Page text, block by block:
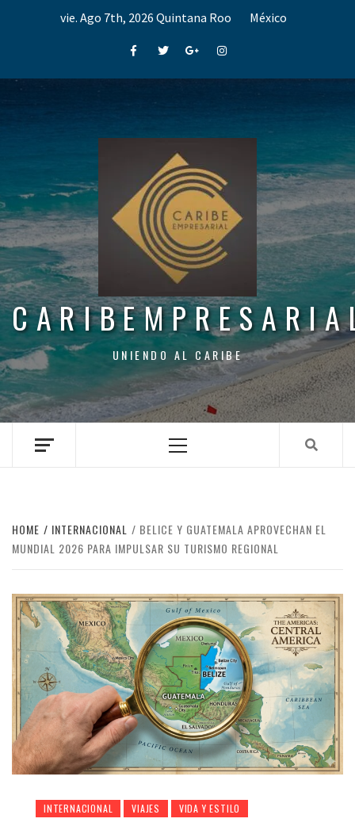
vie. Ago 7th, 2026 Quintana Roo México
FacebookTwitterGoogle+Instagram
UNIENDO AL CARIBE
Menu
HOME INTERNACIONAL
BELICE Y GUATEMALA APROVECHAN EL
MUNDIAL 2026 PARA IMPULSAR SU TURISMO REGIONAL
INTERNACIONAL VIAJES VIDA Y ESTILO